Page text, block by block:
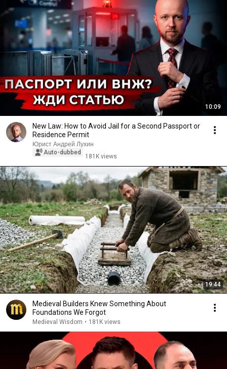
10:09
New Law: How to Avoid Jail for a Second Passport or
Residence Permit
Юрист Андрей Лухин
Auto-dubbed
181K views
19:44
Medieval Builders Knew Something About
Foundations We Forgot
Medieval Wisdom • 181K views